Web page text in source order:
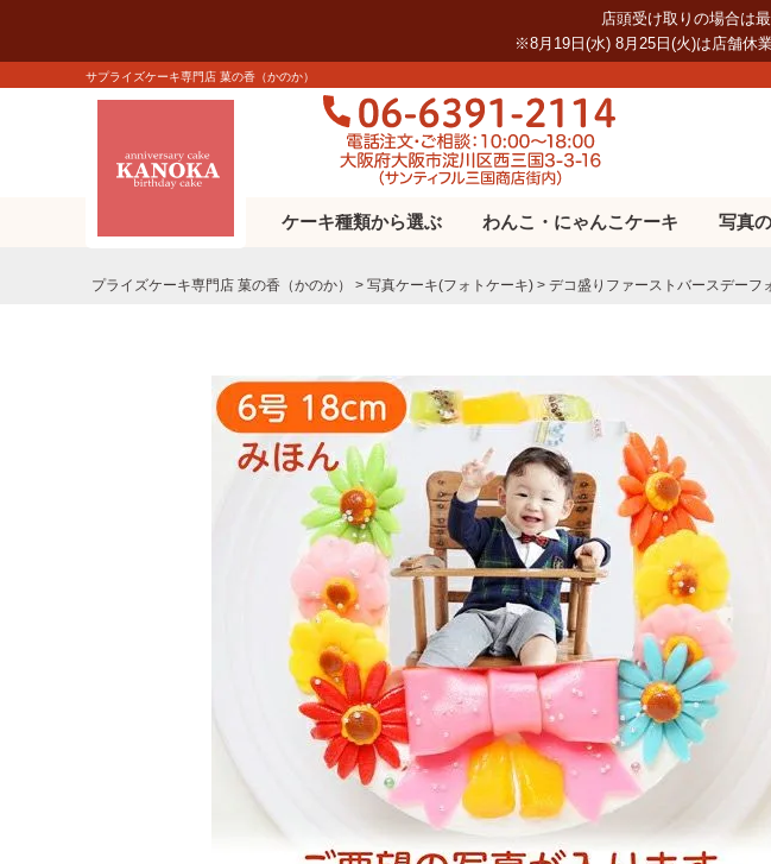
店頭受け取りの場合は
※8月19日(水) 8月25日(火)は店舗休
サプライズケーキ専門店 菓の香（かのか）
ケーキ種類から選ぶ わんこ・にゃんこケーキ 写真
プライズケーキ専⾨店 菓の⾹（かのか） 写真ケーキ(フォトケーキ) デコ盛りファーストバースデーフ